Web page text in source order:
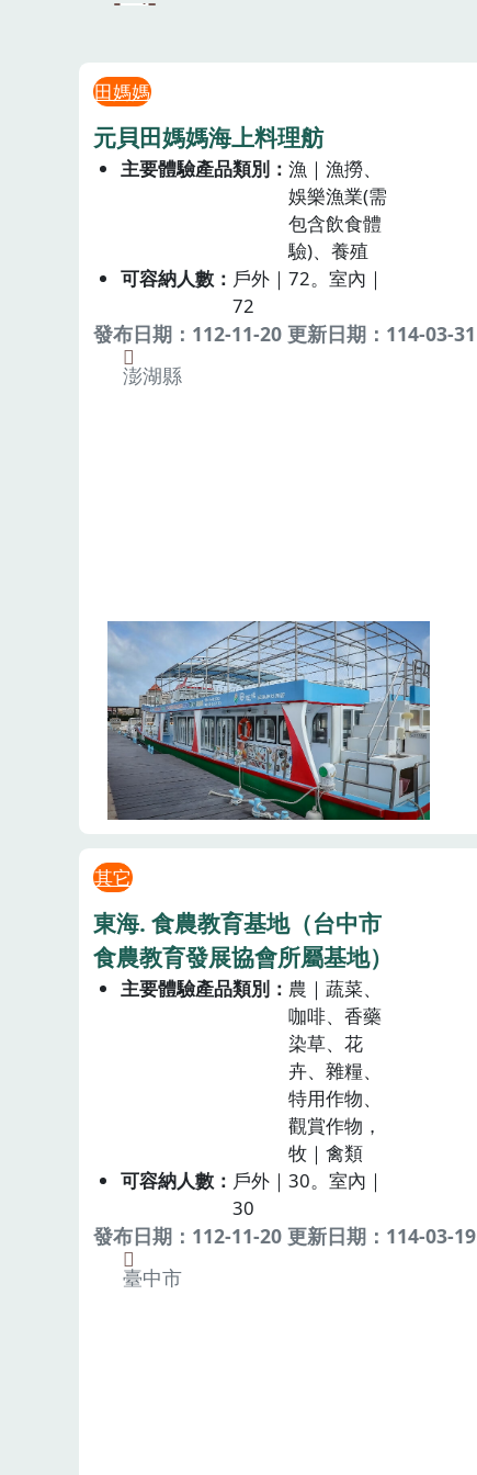
田媽媽
元貝田媽媽海上料理舫
主要體驗產品類別
漁｜漁撈、
娛樂漁業(需
包含飲食體
驗)、養殖
可容納人數
戶外｜72。室內｜
72
發布日期：112-11-20 更新日期：114-03-31
澎湖縣
其它
東海. 食農教育基地（台中市
食農教育發展協會所屬基地）
主要體驗產品類別
農｜蔬菜、
咖啡、香藥
染草、花
卉、雜糧、
特用作物、
觀賞作物，
牧｜禽類
可容納人數
戶外｜30。室內｜
30
發布日期：112-11-20 更新日期：114-03-19
臺中市